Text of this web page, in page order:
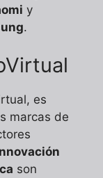
y
.
es
marcas de
son